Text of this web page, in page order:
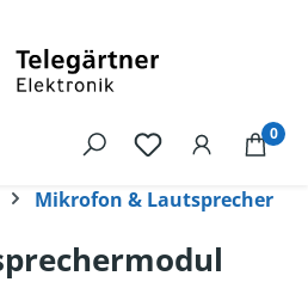
0
Mikrofon & Lautsprecher